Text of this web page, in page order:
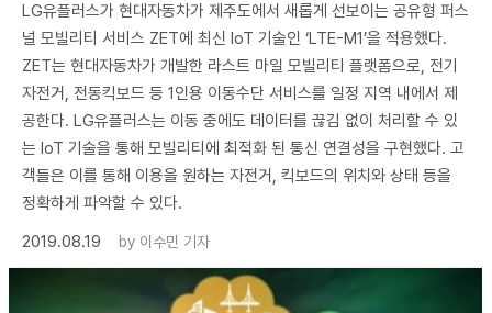
LG유플러스가 현대자동차가 제주도에서 새롭게 선보이는 공유형 퍼스
널 모빌리티 서비스 ZET에 최신 IoT 기술인 ‘LTE-M1’을 적용했다.
ZET는 현대자동차가 개발한 라스트 마일 모빌리티 플랫폼으로, 전기
자전거, 전동킥보드 등 1인용 이동수단 서비스를 일정 지역 내에서 제
공한다. LG유플러스는 이동 중에도 데이터를 끊김 없이 처리할 수 있
는 IoT 기술을 통해 모빌리티에 최적화 된 통신 연결성을 구현했다. 고
객들은 이를 통해 이용을 원하는 자전거, 킥보드의 위치와 상태 등을
정확하게 파악할 수 있다.
2019.08.19
by 이수민 기자